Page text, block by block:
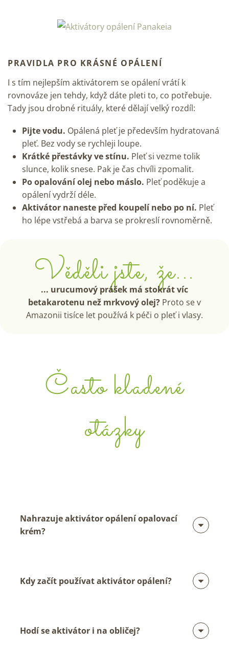
PRAVIDLA PRO KRÁSNÉ OPÁLENÍ
I s tím nejlepším aktivátorem se opálení vrátí k
rovnováze jen tehdy, když dáte pleti to, co potřebuje.
Tady jsou drobné rituály, které dělají velký rozdíl:
Pijte vodu. Opálená pleť je především hydratovaná
pleť. Bez vody se rychleji loupe.
Krátké přestávky ve stínu. Pleť si vezme tolik
slunce, kolik snese. Pak je čas chvíli zpomalit.
Po opalování olej nebo máslo. Pleť poděkuje a
opálení vydrží déle.
Aktivátor naneste před koupelí nebo po ní. Pleť
ho lépe vstřebá a barva se prokreslí rovnoměrně.
Věděli jste, že...
... urucumový prášek má stokrát víc
betakarotenu než mrkvový olej? Proto se v
Amazonii tisíce let používá k péči o pleť i vlasy.
Často kladené
otázky
Nahrazuje aktivátor opálení opalovací
krém?
Kdy začít používat aktivátor opálení?
Hodí se aktivátor i na obličej?